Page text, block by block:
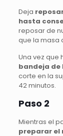
Deja
hasta
reposar de
que la masa
Una vez que
bandeja de
corte en la
42 minutos.
Paso 2
Mientras el
preparar el